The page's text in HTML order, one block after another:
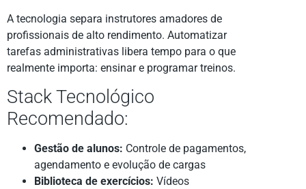
A tecnologia separa instrutores amadores de
profissionais de alto rendimento. Automatizar
tarefas administrativas libera tempo para o que
realmente importa: ensinar e programar treinos.
Stack Tecnológico
Recomendado:
Gestão de alunos: Controle de pagamentos,
agendamento e evolução de cargas
Biblioteca de exercícios: Vídeos